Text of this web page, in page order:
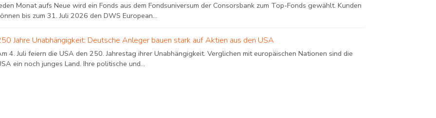
Monat aufs Neue wird ein Fonds aus dem Fondsuniversum der Consorsbank zum Top-Fonds gewählt. Kunden
bis zum 31. Juli 2026 den DWS European...
Jahre Unabhängigkeit: Deutsche Anleger bauen stark auf Aktien aus den USA
4. Juli feiern die USA den 250. Jahrestag ihrer Unabhängigkeit. Verglichen mit europäischen Nationen sind die
ein noch junges Land. Ihre politische und...